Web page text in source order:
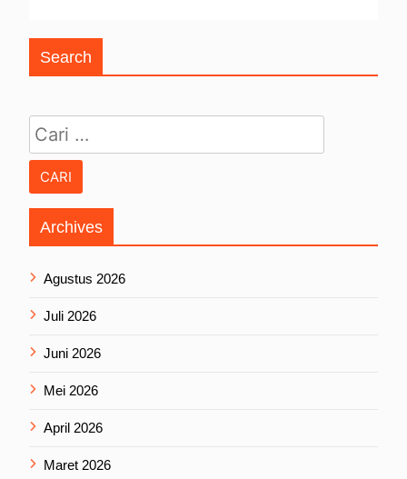
Search
Archives
Agustus 2026
Juli 2026
Juni 2026
Mei 2026
April 2026
Maret 2026